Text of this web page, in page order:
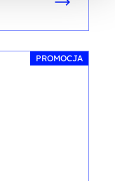
PROMOCJA